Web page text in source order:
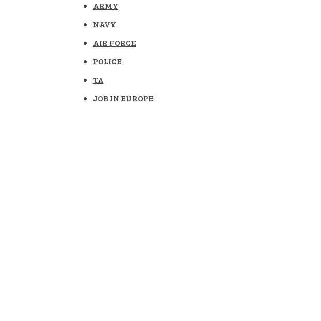
ARMY
NAVY
AIR FORCE
POLICE
TA
JOB IN EUROPE